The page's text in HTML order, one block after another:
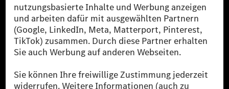
[2] Renewable Charging ist ein integraler Bestandteil von MB.CHARGE
Public in Europa, den USA, Kanada und China. Sofern an der jeweiligen
Ladestation noch kein Strom aus erneuerbaren Energien vorliegt,
verwendet Renewable Charging Grünstromzertifikate*. Diese stellen
sicher, dass für Ladevorgänge über MB.CHARGE Public eine äquivalente
Strommenge aus erneuerbaren Energien ins Stromnetz eingespeist wird.
* Inkl. EKOenergy Ökolabel